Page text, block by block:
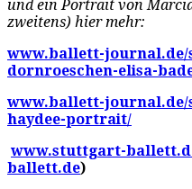
und ein Portrait von
zweitens) hier mehr:
www.ballett-
dornroeschen-elisa-
www.ballett-
haydee-portrait/
www.stuttgart-
ballett.de)